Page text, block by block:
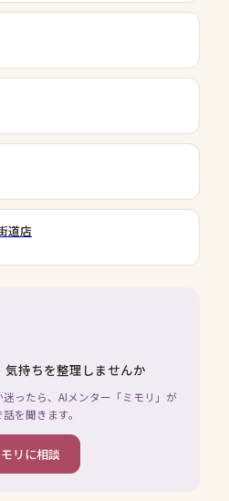
道店
気持ちを整理しませんか
ったら、AIメンター「ミモリ」が
を聞きます。
リに相談